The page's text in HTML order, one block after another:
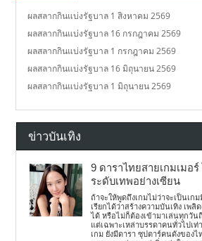
ผลสลากกินแบ่งรัฐบาล 1 สิงหาคม 2569
ผลสลากกินแบ่งรัฐบาล 16 กรกฎาคม 2569
ผลสลากกินแบ่งรัฐบาล 1 กรกฎาคม 2569
ผลสลากกินแบ่งรัฐบาล 16 มิถุนายน 2569
ผลสลากกินแบ่งรัฐบาล 1 มิถุนายน 2569
ข่าวบันเทิง
9 ดาราไทยสายเกมเมอ
ระดับเทพอย่างเซียน
ถ้าจะให้พูดถึงเกมไม่ว่าจะเป็นเก
เรียกได้ว่าสร้างความบันเทิง เพ
ได้ หรือไม่ก็ต้องเข้ามาเล่นทุกวัน
แต่เฉพาะเหล่าบรรดาคนทั่วไปเ
เกม ยังมีดารา ซุปตาร์คนดังของ